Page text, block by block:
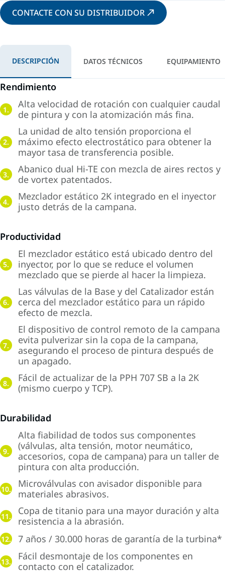
CONTACTE CON SU DISTRIBUIDOR
DESCRIPCIÓN DATOS TÉCNICOS EQUIPAMIENTO
Rendimiento
1.
Alta velocidad de rotación con cualquier caudal
de pintura y con la atomización más fina.
2.
La unidad de alto tensión proporciona el
máximo efecto electrostático para obtener la
mayor tasa de transferencia posible.
3.
Abanico dual Hi-TE con mezcla de aires rectos y
de vortex patentados.
4.
Mezclador estático 2K integrado en el inyector
justo detrás de la campana.
Productividad
5.
El mezclador estático está ubicado dentro del
inyector, por lo que se reduce el volumen
mezclado que se pierde al hacer la limpieza.
6.
Las válvulas de la Base y del Catalizador están
cerca del mezclador estático para un rápido
efecto de mezcla.
7.
El dispositivo de control remoto de la campana
evita pulverizar sin la copa de la campana,
asegurando el proceso de pintura después de
un apagado.
8.
Fácil de actualizar de la PPH 707 SB a la 2K
(mismo cuerpo y TCP).
Durabilidad
9.
Alta fiabilidad de todos sus componentes
(válvulas, alta tensión, motor neumático,
accesorios, copa de campana) para un taller de
pintura con alta producción.
10.
Microválvulas con avisador disponible para
materiales abrasivos.
11.
Copa de titanio para una mayor duración y alta
resistencia a la abrasión.
12. 7 años / 30.000 horas de garantía de la turbina*
13.
Fácil desmontaje de los componentes en
contacto con el catalizador.